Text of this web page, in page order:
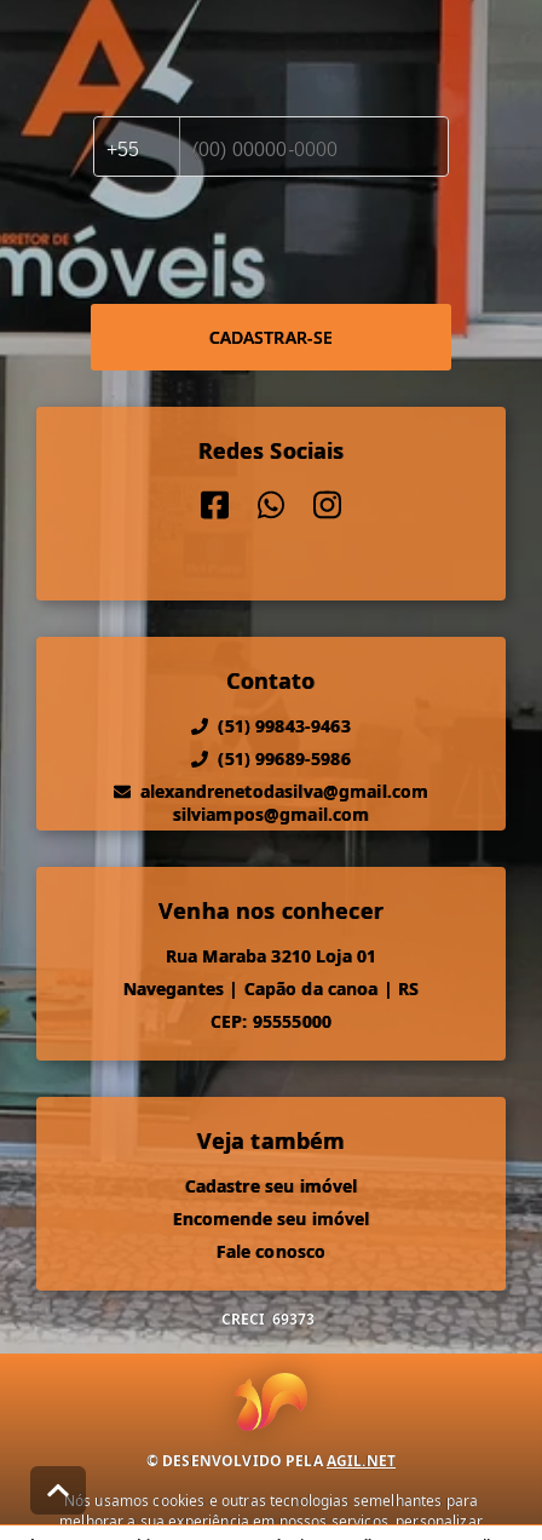
CADASTRAR-SE
Redes Sociais
Contato
(51) 99843-9463
(51) 99689-5986
alexandrenetodasilva@gmail.com
silviampos@gmail.com
Venha nos conhecer
Rua Maraba 3210 Loja 01
Navegantes | Capão da canoa | RS
CEP: 95555000
Veja também
Cadastre seu imóvel
Encomende seu imóvel
Fale conosco
CRECI 69373
© DESENVOLVIDO PELAAGIL.NET
Nós usamos cookies e outras tecnologias semelhantes para
melhorar a sua experiência em nossos serviços, personalizar